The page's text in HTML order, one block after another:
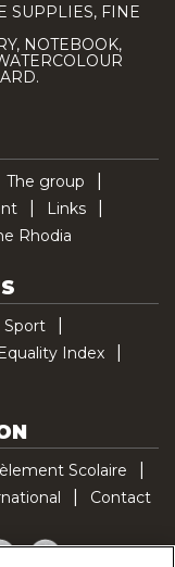
SUPPLIES, FINE
NOTEBOOK,
The group
Links
Rhodia
Sport
Index
Scolaire
Contact
PinterestTikTok